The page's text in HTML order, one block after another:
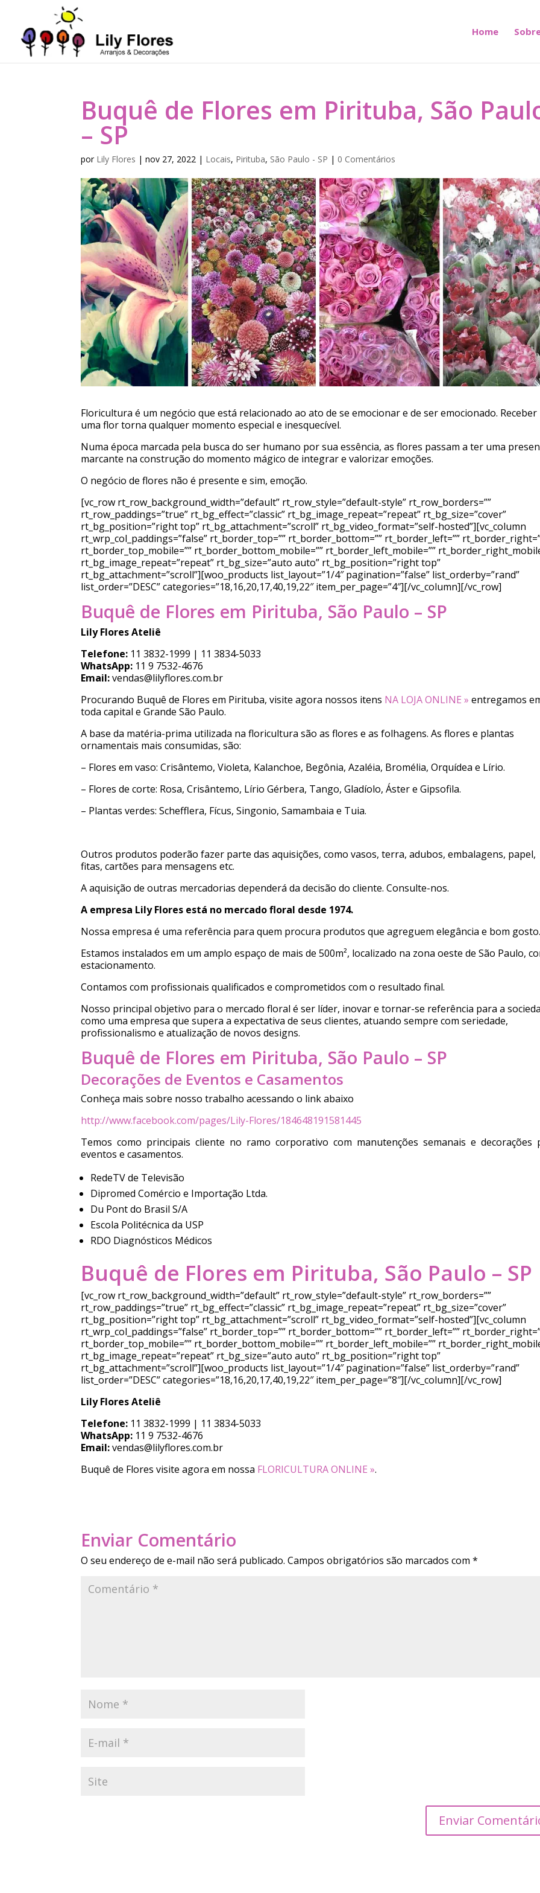
Home
Buquê de Flores em Pirituba, São
– SP
por Lily Flores |nov 27, 2022 | Locais, Pirituba, São Paulo - SP | 0 Comentários
Floricultura é um negócio que está relacionado ao ato de se emocionar e de ser emocionado. Receber
uma flor torna qualquer momento especial e inesquecível.
Numa época marcada pela busca do ser humano por sua essência, as flores passam a ter uma
marcante na construção do momento mágico de integrar e valorizar emoções.
O negócio de flores não é presente e sim, emoção.
[vc_row rt_row_background_width=”default” rt_row_style=”default-style” rt_row_borders=””
rt_row_paddings=”true” rt_bg_effect=”classic” rt_bg_image_repeat=”repeat” rt_bg_size=”cover”
rt_bg_position=”right top” rt_bg_attachment=”scroll” rt_bg_video_format=”self-hosted”][vc_column
rt_wrp_col_paddings=”false” rt_border_top=”” rt_border_bottom=”” rt_border_left=””
rt_border_top_mobile=”” rt_border_bottom_mobile=”” rt_border_left_mobile=””
rt_bg_image_repeat=”repeat” rt_bg_size=”auto auto” rt_bg_position=”right top”
rt_bg_attachment=”scroll”][woo_products list_layout=”1/4″ pagination=”false” list_orderby=”rand”
list_order=”DESC” categories=”18,16,20,17,40,19,22″ item_per_page=”4″][/vc_column][/vc_row]
Buquê de Flores em Pirituba, São Paulo – SP
Lily Flores Ateliê
Telefone: 11 3832-1999 | 11 3834-5033
WhatsApp: 11 9 7532-4676
Email:vendas@lilyflores.com.br
Procurando Buquê de Flores em Pirituba, visite agora nossos itens NA LOJA ONLINE » entregamos
toda capital e Grande São Paulo.
A base da matéria-prima utilizada na floricultura são as flores e as folhagens. As flores e plantas
ornamentais mais consumidas, são:
– Flores em vaso: Crisântemo, Violeta, Kalanchoe, Begônia, Azaléia, Bromélia, Orquídea e Lírio.
– Flores de corte: Rosa, Crisântemo, Lírio Gérbera, Tango, Gladíolo, Áster e Gipsofila.
– Plantas verdes: Schefflera, Fícus, Singonio, Samambaia e Tuia.
Outros produtos poderão fazer parte das aquisições, como vasos, terra, adubos, embalagens, papel,
fitas, cartões para mensagens etc.
A aquisição de outras mercadorias dependerá da decisão do cliente. Consulte-nos.
A empresa Lily Flores está no mercado floral desde 1974.
Nossa empresa é uma referência para quem procura produtos que agreguem elegância e bom gosto.
Estamos instalados em um amplo espaço de mais de 500m², localizado na zona oeste de São Paulo,
estacionamento.
Contamos com profissionais qualificados e comprometidos com o resultado final.
Nosso principal objetivo para o mercado floral é ser líder, inovar e tornar-se referência para a
como uma empresa que supera a expectativa de seus clientes, atuando sempre com seriedade,
profissionalismo e atualização de novos designs.
Buquê de Flores em Pirituba, São Paulo – SP
Decorações de Eventos e Casamentos
Conheça mais sobre nosso trabalho acessando o link abaixo
http://www.facebook.com/pages/Lily-Flores/184648191581445
Temos como principais cliente no ramo corporativo com manutenções semanais e decorações
eventos e casamentos.
RedeTV de Televisão
Dipromed Comércio e Importação Ltda.
Du Pont do Brasil S/A
Escola Politécnica da USP
RDO Diagnósticos Médicos
Buquê de Flores em Pirituba, São Paulo – SP
[vc_row rt_row_background_width=”default” rt_row_style=”default-style” rt_row_borders=””
rt_row_paddings=”true” rt_bg_effect=”classic” rt_bg_image_repeat=”repeat” rt_bg_size=”cover”
rt_bg_position=”right top” rt_bg_attachment=”scroll” rt_bg_video_format=”self-hosted”][vc_column
rt_wrp_col_paddings=”false” rt_border_top=”” rt_border_bottom=”” rt_border_left=””
rt_border_top_mobile=”” rt_border_bottom_mobile=”” rt_border_left_mobile=””
rt_bg_image_repeat=”repeat” rt_bg_size=”auto auto” rt_bg_position=”right top”
rt_bg_attachment=”scroll”][woo_products list_layout=”1/4″ pagination=”false” list_orderby=”rand”
list_order=”DESC” categories=”18,16,20,17,40,19,22″ item_per_page=”8″][/vc_column][/vc_row]
Lily Flores Ateliê
Telefone: 11 3832-1999 | 11 3834-5033
WhatsApp: 11 9 7532-4676
Email:vendas@lilyflores.com.br
Buquê de Flores visite agora em nossa FLORICULTURA ONLINE ».
Enviar Comentário
O seu endereço de e-mail não será publicado. Campos obrigatórios são marcados com*